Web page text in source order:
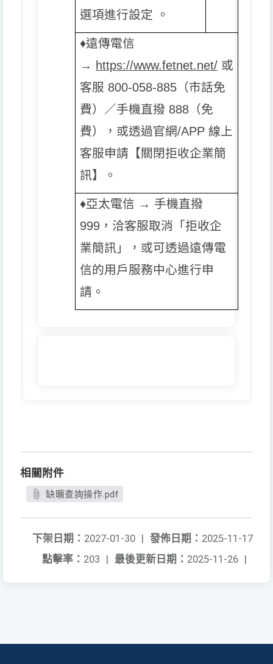
選項進行設定 。
♦️遠傳電信
→ https://www.fetnet.net/ 或
客服 800-058-885（市話免
費）／手機直撥 888（免
費），或透過官網/APP 線上
客服申請【關閉拒收企業簡
訊】。
♦️️亞太電信 → 手機直撥
999，洽客服取消「拒收企
業簡訊」，或可透過遠傳電
信的用戶服務中心進行申
請。
相關附件
缺曠查詢操作.pdf
發佈日期： 2025-11-17
下架日期： 2027-01-30 |
最後更新日期： 2025-11-26 |
點擊率： 203 |